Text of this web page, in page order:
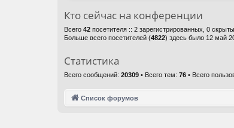
Кто сейчас на конференции
Всего 42 посетителя :: 2 зарегистрированных, 0
Больше всего посетителей (4822) здесь было 12 май
Статистика
Всего сообщений: 20309 • Всего тем: 76 • Всего
Список форумов